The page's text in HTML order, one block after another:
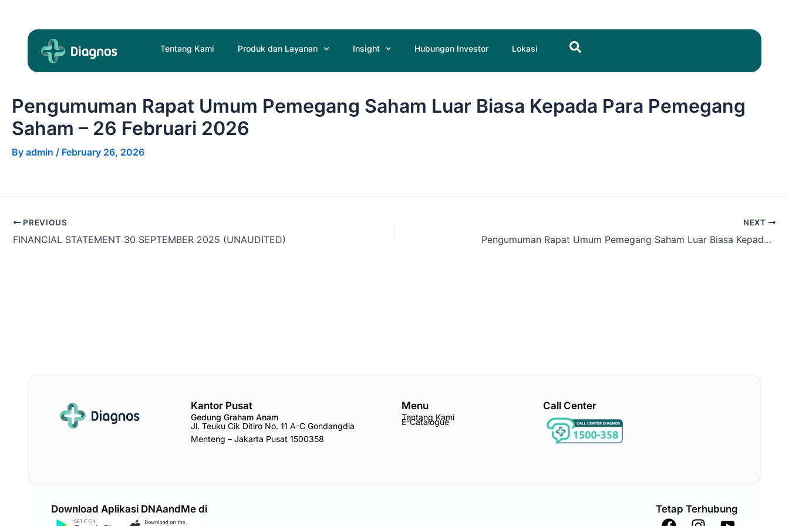
content
Tentang Kami Produk dan Layanan Insight Hubungan Investor Lokasi
Pengumuman Rapat Umum Pemegang Saham Luar Biasa Kepada Para Pemegang
Saham – 26 Februari 2026
By admin / February 26, 2026
PREVIOUS
FINANCIAL STATEMENT 30 SEPTEMBER 2025 (UNAUDITED)
NEXT
Pengumuman Rapat Umum Pemegang Saham Luar Biasa Kepada Para Pemegang Saham – 13 Maret 2026
Kantor Pusat
Gedung Graham Anam
Jl. Teuku Cik Ditiro No. 11 A-C Gondangdia
Menteng – Jakarta Pusat 1500358
Menu
Tentang Kami
E-Catalogue
Call Center
Download Aplikasi DNAandMe di Tetap Terhubung
F I Y